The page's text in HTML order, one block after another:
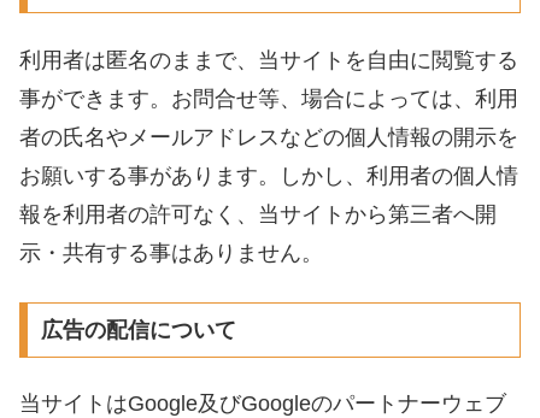
利用者は匿名のままで、当サイトを自由に閲覧する
事ができます。お問合せ等、場合によっては、利用
者の氏名やメールアドレスなどの個人情報の開示を
お願いする事があります。しかし、利用者の個人情
報を利用者の許可なく、当サイトから第三者へ開
示・共有する事はありません。
広告の配信について
当サイトはGoogle及びGoogleのパートナーウェブ